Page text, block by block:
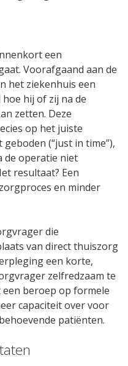
Papers
een
Voorafgaand aan de
het ziekenhuis een
hij of zij na de
zetten. Deze
op het juiste
(“just in time”),
de operatie niet
resultaat? Een
en minder
die
van direct thuiszorg
een korte,
zelfredzaam te
een beroep op formele
capaciteit over voor
patiënten.